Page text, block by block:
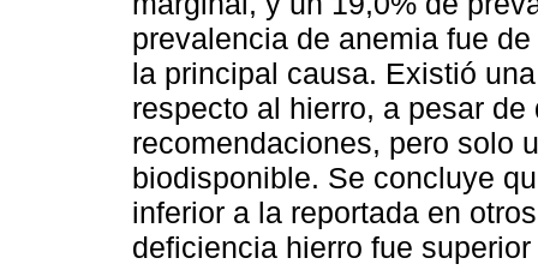
prevalencia de anemia fue
la principal causa. Existió
respecto al hierro, a pesar
recomendaciones, pero solo
biodisponible. Se concluye
inferior a la reportada en
deficiencia hierro fue